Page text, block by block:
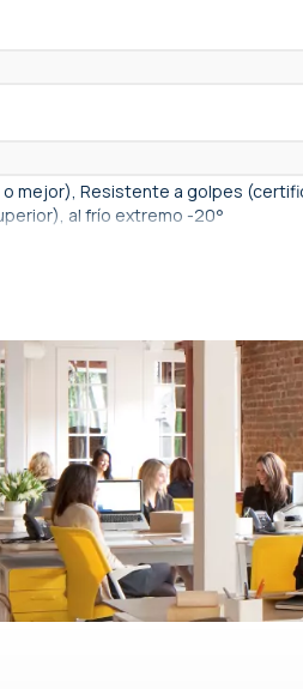
mejor), Resistente a golpes
al frío extremo -20°